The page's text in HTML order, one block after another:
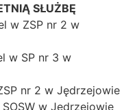
SŁUŻBĘ
w ZSP nr 2 w
w SP nr 3 w
nr 2 w Jędrzejowie
w Jędrzejowie